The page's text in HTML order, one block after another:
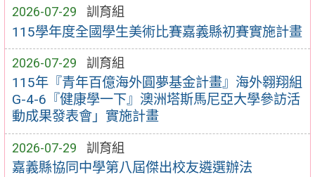
2026-07-29 訓育組
115學年度全國學生美術比賽嘉義縣初賽實施計畫
2026-07-29 訓育組
115年『青年百億海外圓夢基金計畫』海外翱翔組
G-4-6『健康學一下』澳洲塔斯馬尼亞大學參訪活
動成果發表會」實施計畫
2026-07-29 訓育組
嘉義縣協同中學第八屆傑出校友遴選辦法